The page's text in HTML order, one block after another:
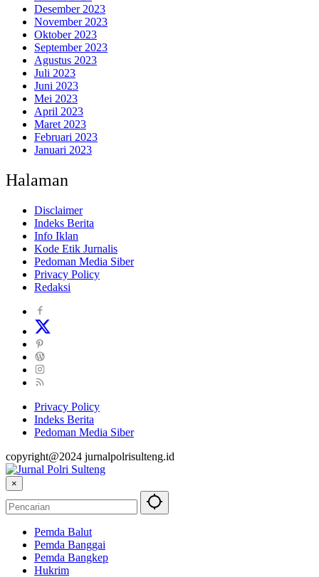
Desember 2023
November 2023
Oktober 2023
September 2023
Agustus 2023
Juli 2023
Juni 2023
Mei 2023
April 2023
Maret 2023
Februari 2023
Januari 2023
Halaman
Disclaimer
Indeks Berita
Info Iklan
Kode Etik Jurnalis
Pedoman Media Siber
Privacy Policy
Redaksi
Privacy Policy
Indeks Berita
Pedoman Media Siber
copyright@2024 jurnalpolrisulteng.id
×
Pemda Balut
Pemda Banggai
Pemda Bangkep
Hukrim